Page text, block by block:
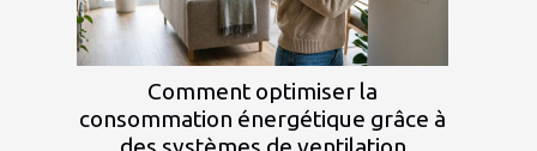
Comment optimiser la
consommation énergétique grâce à